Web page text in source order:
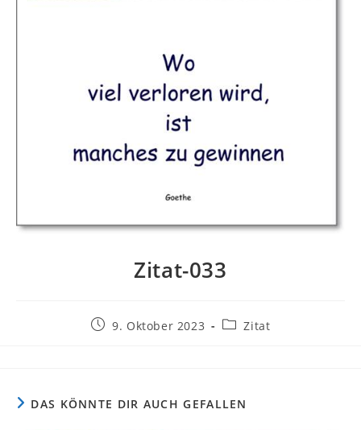
Zitat-033
Beitrag9. Oktober 2023
Beitrags-
Zitat
DAS KÖNNTE DIR AUCH GEFALLEN